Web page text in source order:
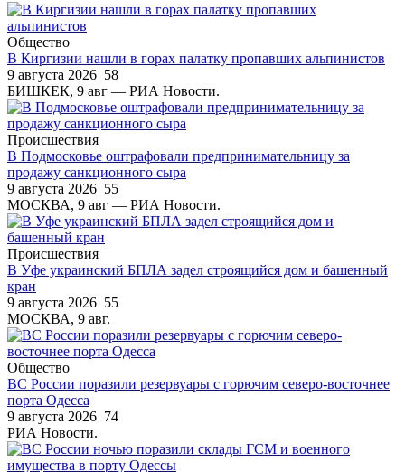
Общество
В Киргизии нашли в горах палатку пропавших альпинистов
9 августа 2026 58
БИШКЕК, 9 авг — РИА Новости.
Происшествия
В Подмосковье оштрафовали предпринимательницу за
продажу санкционного сыра
9 августа 2026 55
МОСКВА, 9 авг — РИА Новости.
Происшествия
В Уфе украинский БПЛА задел строящийся дом и башенный
кран
9 августа 2026 55
МОСКВА, 9 авг.
Общество
ВС России поразили резервуары с горючим северо-восточнее
порта Одесса
9 августа 2026 74
РИА Новости.